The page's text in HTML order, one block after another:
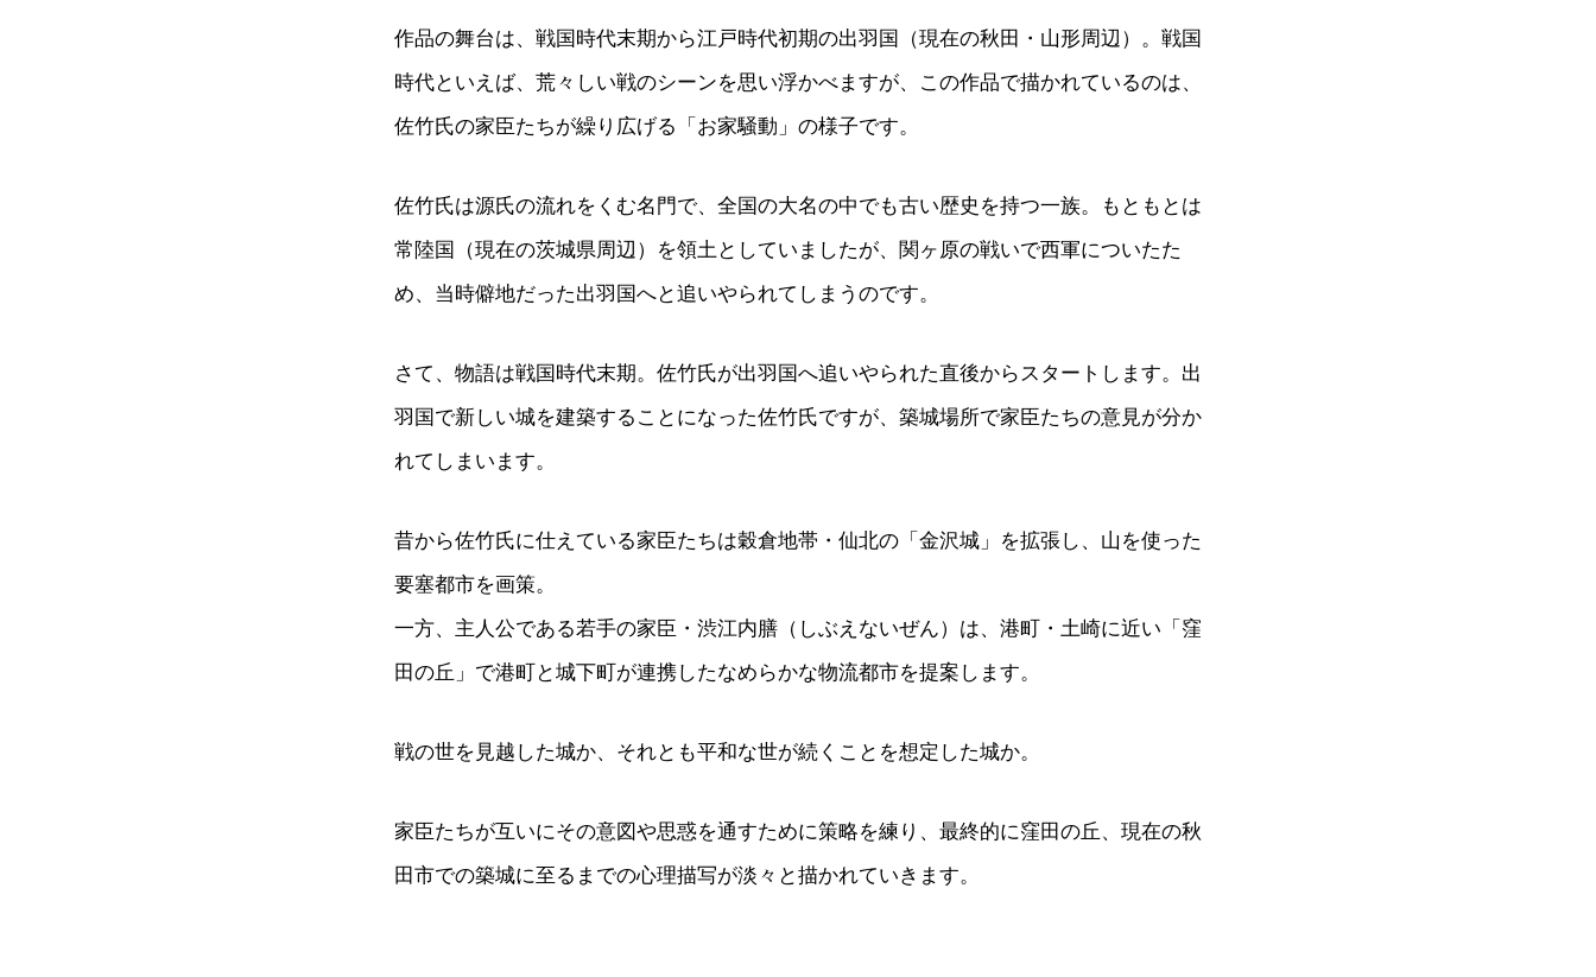
作品の舞台は、戦国時代末期から江戸時代初期の出羽国（現在の秋田・山形周辺）。戦国
時代といえば、荒々しい戦のシーンを思い浮かべますが、この作品で描かれているのは、
佐竹氏の家臣たちが繰り広げる「お家騒動」の様子です。
佐竹氏は源氏の流れをくむ名門で、全国の大名の中でも古い歴史を持つ一族。もともとは
常陸国（現在の茨城県周辺）を領土としていましたが、関ヶ原の戦いで西軍についたた
め、当時僻地だった出羽国へと追いやられてしまうのです。
さて、物語は戦国時代末期。佐竹氏が出羽国へ追いやられた直後からスタートします。出
羽国で新しい城を建築することになった佐竹氏ですが、築城場所で家臣たちの意見が分か
れてしまいます。
昔から佐竹氏に仕えている家臣たちは穀倉地帯・仙北の「金沢城」を拡張し、山を使った
要塞都市を画策。
一方、主人公である若手の家臣・渋江内膳（しぶえないぜん）は、港町・土崎に近い「窪
田の丘」で港町と城下町が連携したなめらかな物流都市を提案します。
戦の世を見越した城か、それとも平和な世が続くことを想定した城か。
家臣たちが互いにその意図や思惑を通すために策略を練り、最終的に窪田の丘、現在の秋
田市での築城に至るまでの心理描写が淡々と描かれていきます。